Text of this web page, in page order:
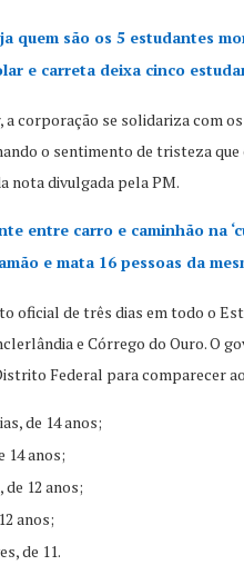
quem são os 5 estudantes
e carreta deixa cinco
a corporação se solidariza com
o sentimento de tristeza
nota divulgada pela PM.
entre carro e caminhão na
e mata 16 pessoas da
oficial de três dias em todo o
e Córrego do Ouro. O
Federal para comparecer
de 14 anos;
14 anos;
12 anos;
anos;
de 11.